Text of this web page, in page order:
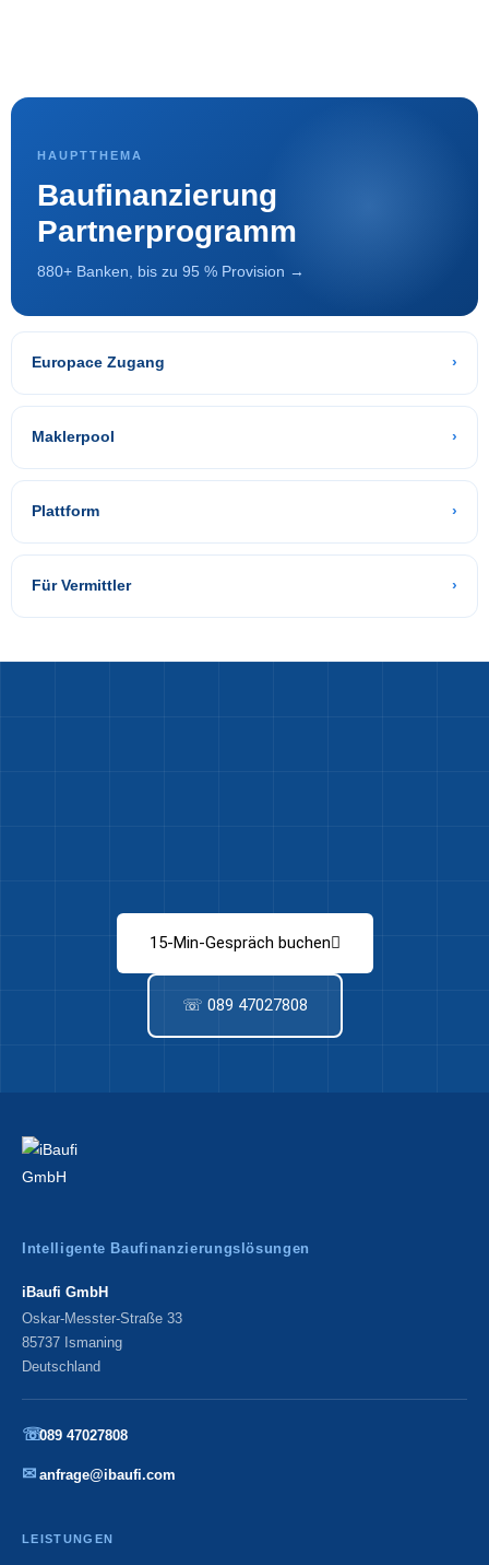
HAUPTTHEMA
Baufinanzierung
Partnerprogramm
880+ Banken, bis zu 95 % Provision →
Europace Zugang ›
Maklerpool ›
Plattform ›
Für Vermittler ›
15-Min-Gespräch buchen
☏ 089 47027808
Intelligente Baufinanzierungslösungen
iBaufi GmbH
Oskar-Messter-Straße 33
85737 Ismaning
Deutschland
☏089 47027808
✉ anfrage@ibaufi.com
LEISTUNGEN